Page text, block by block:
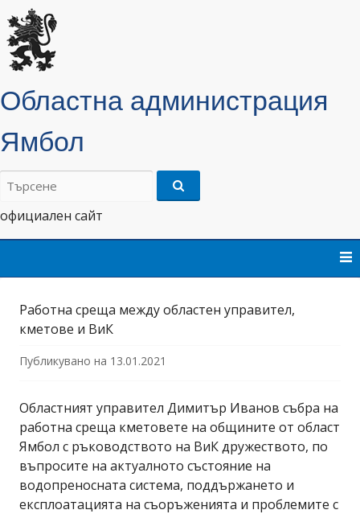
Областна администрация
Ямбол
Търсене
официален сайт
Работна среща между областен управител,
кметове и ВиК
Публикувано на 13.01.2021
Областният управител Димитър Иванов събра на
работна среща кметовете на общините от област
Ямбол с ръководството на ВиК дружеството, по
въпросите на актуалното състояние на
водопреносната система, поддържането и
експлоатацията на съоръженията и проблемите с